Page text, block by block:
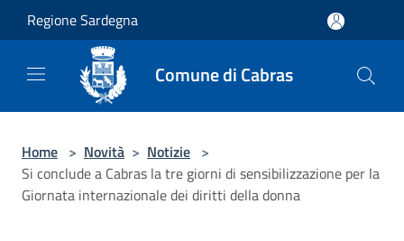
Salta al contenuto principale
Regione Sardegna
Comune di Cabras
Home > Novità > Notizie >
Si conclude a Cabras la tre giorni di sensibilizzazione per la
Giornata internazionale dei diritti della donna